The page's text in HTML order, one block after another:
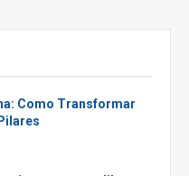
Como Transformar